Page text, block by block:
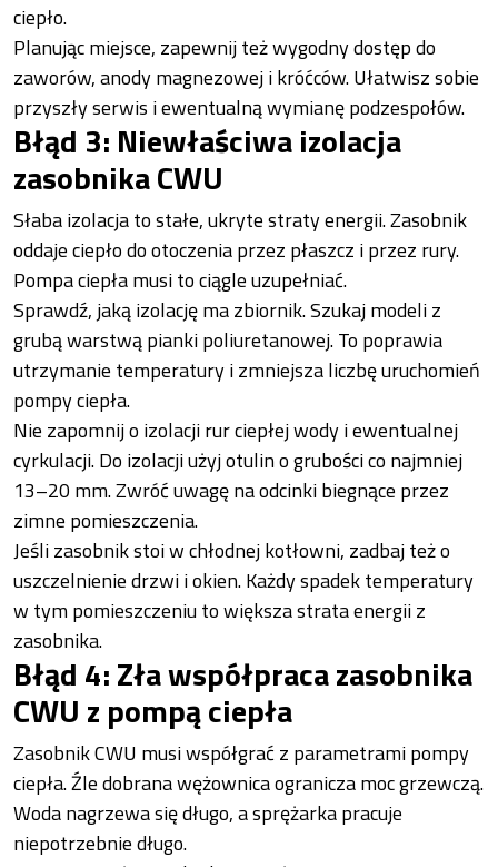
ciepło.
Planując miejsce, zapewnij też wygodny dostęp do
zaworów, anody magnezowej i króćców. Ułatwisz sobie
przyszły serwis i ewentualną wymianę podzespołów.
Błąd 3: Niewłaściwa izolacja
zasobnika CWU
Słaba izolacja to stałe, ukryte straty energii. Zasobnik
oddaje ciepło do otoczenia przez płaszcz i przez rury.
Pompa ciepła musi to ciągle uzupełniać.
Sprawdź, jaką izolację ma zbiornik. Szukaj modeli z
grubą warstwą pianki poliuretanowej. To poprawia
utrzymanie temperatury i zmniejsza liczbę uruchomień
pompy ciepła.
Nie zapomnij o izolacji rur ciepłej wody i ewentualnej
cyrkulacji. Do izolacji użyj otulin o grubości co najmniej
13–20 mm. Zwróć uwagę na odcinki biegnące przez
zimne pomieszczenia.
Jeśli zasobnik stoi w chłodnej kotłowni, zadbaj też o
uszczelnienie drzwi i okien. Każdy spadek temperatury
w tym pomieszczeniu to większa strata energii z
zasobnika.
Błąd 4: Zła współpraca zasobnika
CWU z pompą ciepła
Zasobnik CWU musi współgrać z parametrami pompy
ciepła. Źle dobrana wężownica ogranicza moc grzewczą.
Woda nagrzewa się długo, a sprężarka pracuje
niepotrzebnie długo.